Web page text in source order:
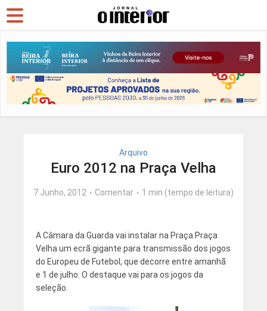
Arquivo
Euro 2012 na Praça Velha
7 Junho, 2012 Comentar 1 min (tempo de leitura)
A Câmara da Guarda vai instalar na Praça Praça
Velha um ecrã gigante para transmissão dos jogos
do Europeu de Futebol, que decorre entre amanhã
e 1 de julho. O destaque vai para os jogos da
seleção.